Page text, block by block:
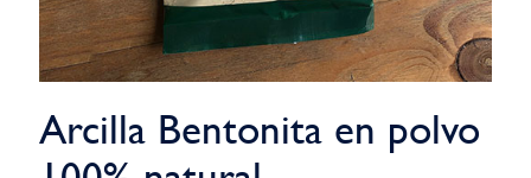
Arcilla Bentonita en polvo